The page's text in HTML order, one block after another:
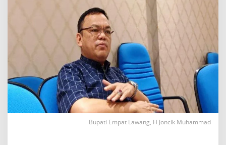
Bupati Empat Lawang, H Joncik Muhammad